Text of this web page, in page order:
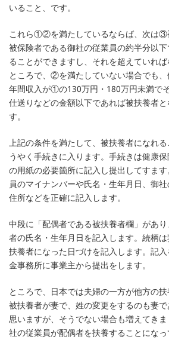
いること、です。
これら①②を満たしているならば、次は③
被保険者である御社の従業員の約半分以
ることができますし、それを超えていれば
ところで、②を満たしていない場合でも
年間収入が①の130万円・180万円未満で
仕送りなどの金額以下であれば被扶養者
す。
上記の条件を満たして、被扶養者になれ
うやく手続きに入ります。手続きは健康
の用紙の必要箇所に記入し提出してすま
員のマイナンバーや氏名・生年月日、御
住所などを正確に記入します。
中段に「配偶者である被扶養者欄」があ
者の氏名・生年月日を記入します。続柄
扶養者になった日づけを記入します。記
金事務所に事業主から提出をします。
ところで、日本では夫婦の一方が他方の扶
被扶養者が妻で、姓の変更をするのも妻
思いますが、そうでない場合も増えてき
社の従業員が配偶者を扶養することにな